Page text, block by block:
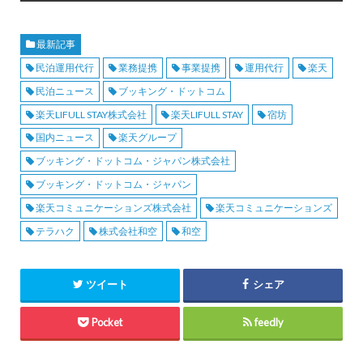
最新記事
民泊運用代行
業務提携 事業提携 運用代行
楽天
民泊ニュース
ブッキング・ドットコム
楽天LIFULL STAY株式会社
楽天LIFULL STAY
宿坊
国内ニュース
楽天グループ
ブッキング・ドットコム・ジャパン株式会社
ブッキング・ドットコム・ジャパン
楽天コミュニケーションズ株式会社
楽天コミュニケーションズ
テラハク
株式会社和空 和空
ツイート シェア
Pocket feedly